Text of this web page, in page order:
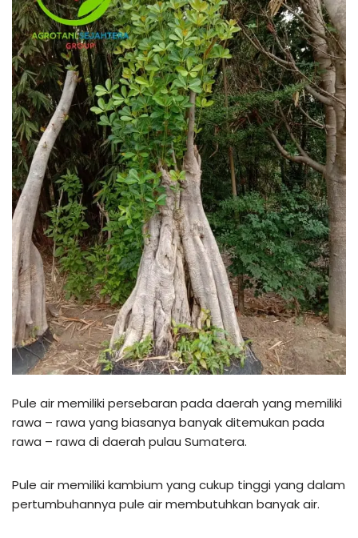
Pule air memiliki persebaran pada daerah yang memiliki
rawa – rawa yang biasanya banyak ditemukan pada
rawa – rawa di daerah pulau Sumatera.
Pule air memiliki kambium yang cukup tinggi yang dalam
pertumbuhannya pule air membutuhkan banyak air.